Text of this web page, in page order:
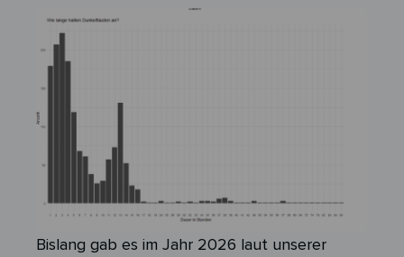
Bislang gab es im Jahr 2026 laut unserer